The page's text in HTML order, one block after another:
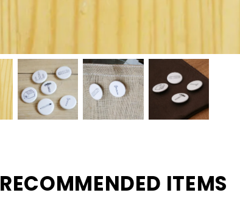
RECOMMENDED ITEMS